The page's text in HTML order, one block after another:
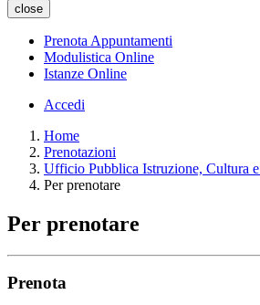
close
Prenota Appuntamenti
Modulistica Online
Istanze Online
Accedi
Home
Prenotazioni
Ufficio Pubblica Istruzione, Cultura
Per prenotare
Per prenotare
Prenota